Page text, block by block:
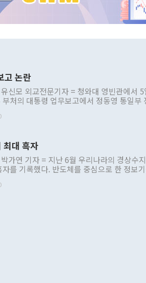
고 논란
신모 외교전문기자 = 청와대 영빈관에서 5
처의 대통령 업무보고에서 정동영 통일부
내 조율을 거치지 않은 사안을 정책으로 추
거한 비현실적 구상'이라는 비판을 내놨다.
련 발언이 물의를 빚은 적은 여러 번 있지
개적으로 부정적 입장을 표명한 것은 이례
접근법과 월권을 제어해야 한다는 목소리
다. 또 "현 시점에서 흘러간 선(先)비핵화만
동력을 확보하기 위해 최선을 다할 것"이라
최대 흑자
가연 기자 = 지난 6월 우리나라의 경상수
를 기록했다. 반도체를 중심으로 한 정보
으로 1000억달러를 넘어섰다. 상품수입은
컴퓨터·주변기기(SSD)는 282.7% 증가했